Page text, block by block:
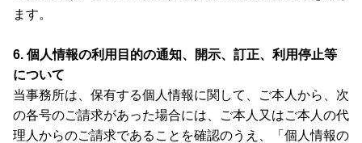
ます。
6. 個人情報の利用目的の通知、開示、訂正、利用停止等
について
当事務所は、保有する個人情報に関して、ご本人から、次
の各号のご請求があった場合には、ご本人又はご本人の代
理人からのご請求であることを確認のうえ、「個人情報の